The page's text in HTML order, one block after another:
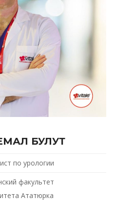
БУЛУТ
по урологии
факультет
Ататюрка